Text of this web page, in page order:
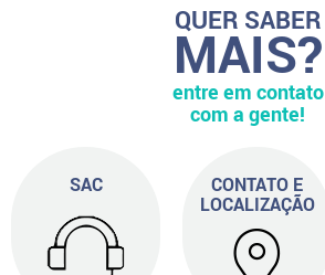
QUER SABER
MAIS?
entre em contato
com a gente!
SAC
CONTATO E
LOCALIZAÇÃO